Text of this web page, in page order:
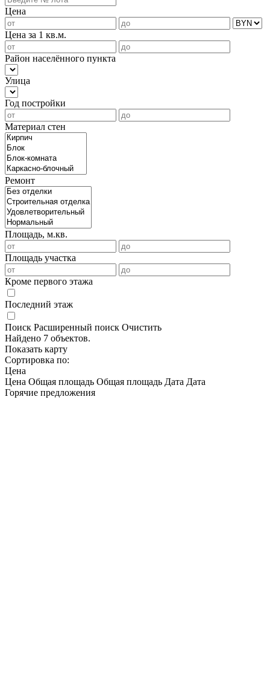
Цена
Цена за 1 кв.м.
Район населённого пункта
Улица
Год постройки
Материал стен
Ремонт
Площадь, м.кв.
Площадь участка
Кроме первого этажа
Последний этаж
Поиск Расширенный поиск Очистить
Найдено 7 объектов.
Показать карту
Сортировка по:
Цена
Цена Общая площадь Общая площадь Дата Дата
Горячие предложения